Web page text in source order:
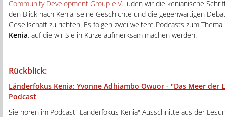
Community Development Group e.V. luden wir die kenianische
den Blick nach Kenia, seine Geschichte und die gegenwärtigen
Gesellschaft zu richten. Es folgen zwei weitere Podcasts zum Thema
Kenia, auf die wir Sie in Kürze aufmerksam machen werden.
Rückblick:
Länderfokus Kenia: Yvonne Adhiambo Owuor - "Das Meer der
Podcast
Sie hören im Podcast "Länderfokus Kenia" Ausschnitte aus der